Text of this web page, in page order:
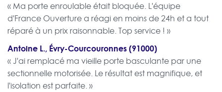
« Ma porte enroulable était bloquée. L'équipe
d'France Ouverture a réagi en moins de 24h et a tout
réparé à un prix raisonnable. Top service ! »
Antoine L., Évry-Courcouronnes (91000)
« J'ai remplacé ma vieille porte basculante par une
sectionnelle motorisée. Le résultat est magnifique, et
l'isolation est parfaite. »